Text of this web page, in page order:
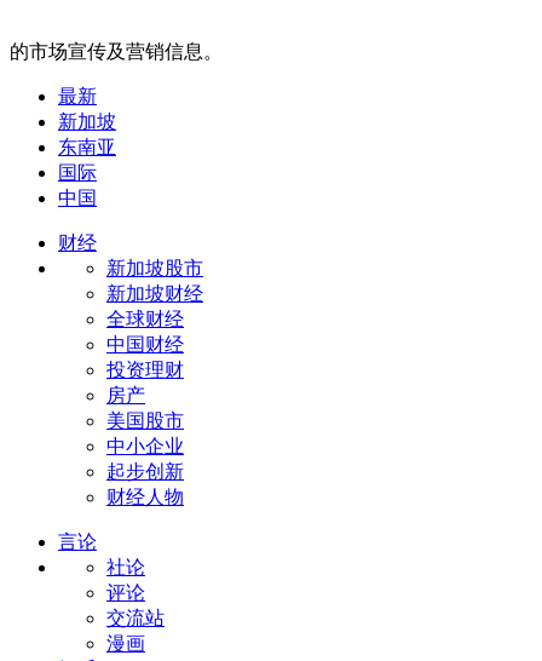
的市场宣传及营销信息。
最新
新加坡
东南亚
国际
中国
财经
新加坡股市
新加坡财经
全球财经
中国财经
投资理财
房产
美国股市
中小企业
起步创新
财经人物
言论
社论
评论
交流站
漫画